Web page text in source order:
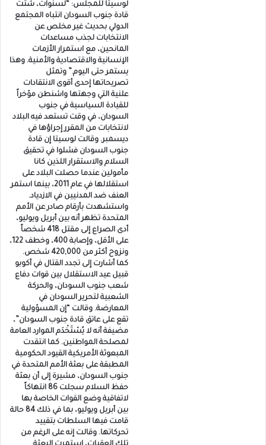
لوسيتا للمجلس: “لسنوات، شتت
قادة جنوب السودان انتباه المجتمع
الدولي بحديث غير مخلص عن
الانتخابات لجذب مساعدات
المانحين، مع استمرار الأزمات
الإنسانية والاقتصادية والأمنية. وهذا
يستمر حتى اليوم.” وتمثل
تصريحاتها إحدى أقوى الانتقادات
علنية التي وجهتها واشنطن مؤخراً
للقيادة السياسية في جنوب
السودان، في وقت تستعد فيه البلاد
لانتخابات من المقرر إجراؤها في
ديسمبر. وقالت لوسيتا إن قادة
جنوب السودان فشلوا في تحقيق
السلام والاستقرار اللذين كانا
مأمولين عندما حصلت البلاد على
استقلالها في عام 2011، بينما استمر
العنف ضد المدنيين في الازدياد.
واستشهدت بأرقام صادر عن الأمم
المتحدة تظهر أنه بين أبريل ويوليو،
أدى الصراع إلى مقتل 418 شخصاً
على الأقل، وإصابة 400، وخطف 122،
ونزوح أكثر من 420,000 شخص.
كما أشارت إلى تجدد القتال في أكوبو
قبيل عيد الاستقلال بين قوات دفاع
شعب جنوب السودان، والحركة
الشعبية لتحرير السودان في
المعارضة. وقالت “إن المسؤولية
تقع على عاتق قادة جنوب السودان”،
مضيفة أنه لا يُسْتَخْدَم الموارد العامة
لمصلحة المواطنين. كما انتقدت
المبعوثة الأمريكية القيود الحكومية
المطبقة على بعثة الأمم المتحدة في
جنوب السودان، مشيرة إلى أن بعثة
حفظ السلام سجلت 86 انتهاكاً
لاتفاقية وضع القوات الخاصة بها
بين أبريل ويوليو، بما في ذلك 84 حالة
قامت فيها السلطات بتقييد
تحركاتها. وقالت إنه على الرغم من